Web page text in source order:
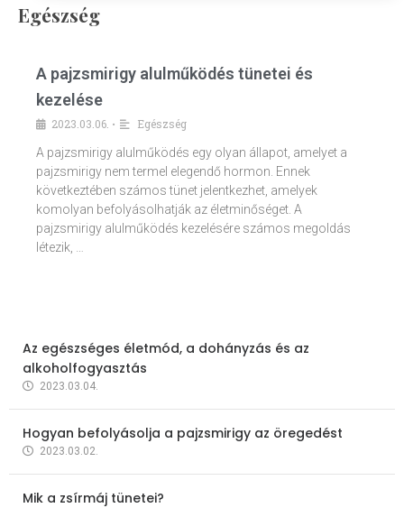
Egészség
A pajzsmirigy alulműködés tünetei és
kezelése
2023.03.06. •
Egészség
A pajzsmirigy alulműködés egy olyan állapot, amelyet a
pajzsmirigy nem termel elegendő hormon. Ennek
következtében számos tünet jelentkezhet, amelyek
komolyan befolyásolhatják az életminőséget. A
pajzsmirigy alulműködés kezelésére számos megoldás
létezik, …
Az egészséges életmód, a dohányzás és az
alkoholfogyasztás
2023.03.04.
Hogyan befolyásolja a pajzsmirigy az öregedést
2023.03.02.
Mik a zsírmáj tünetei?